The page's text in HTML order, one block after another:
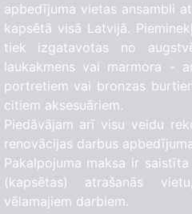
apbedījuma vietas ansambli
kapsētā visā Latvijā.
tiek izgatavotas no
laukakmens vai marmora -
portretiem vai bronzas
citiem aksesuāriem.
Piedāvājam arī visu veidu
renovācijas darbus
Pakalpojuma maksa ir
(kapsētas) atrašanās
vēlamajiem darbiem.